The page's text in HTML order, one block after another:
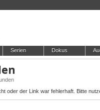
Serien Dokus
oder der Link war fehlerhaft. Bitte